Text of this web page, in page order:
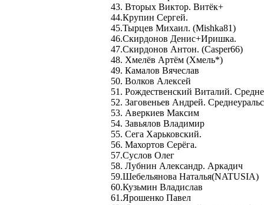
43. Вторых Виктор. Витёк+
44.Крупин Сергей.
45.Тырцев Михаил. (Mishka81)
46.Скирдонов Денис+Иришка.
47.Скирдонов Антон. (Сasper66)
48. Хмелёв Артём (Хмель*)
49. Камалов Вячеслав
50. Волков Алексей
51. Рождественский Виталий.
52. Заговеньев Андрей.
53. Аверкиев Максим
54. Завьялов Владимир
55. Сега Харьковский.
56. Махортов Серёга.
57.Суслов Олег
58. Лубнин Александр. Аркадич
59.Шебельянова Наталья(NATUSIA)
60.Кузьмин Владислав
61.Ярошенко Павел